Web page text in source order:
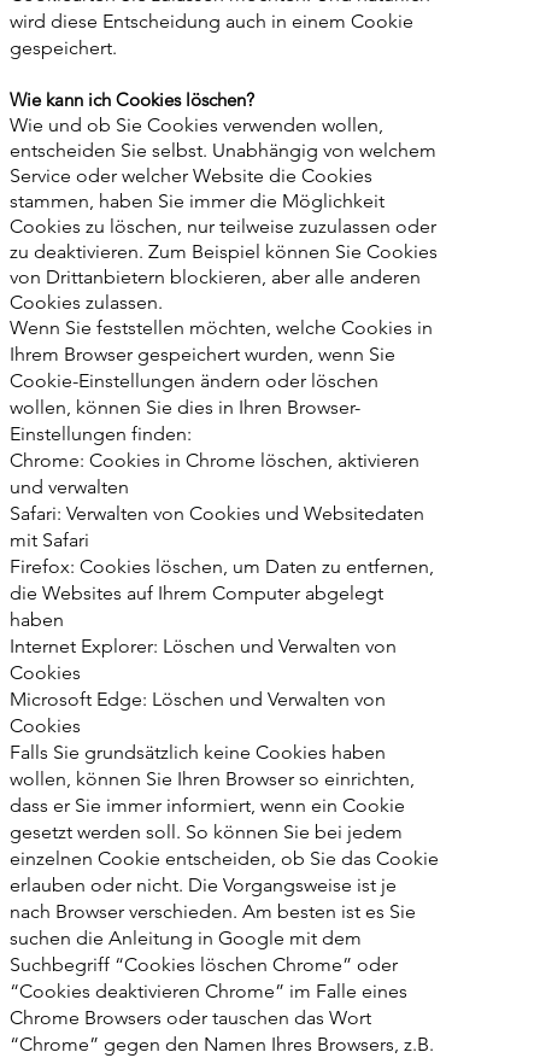
wird diese Entscheidung auch in einem Cookie
gespeichert.
Wie kann ich Cookies löschen?
Wie und ob Sie Cookies verwenden wollen,
entscheiden Sie selbst. Unabhängig von welchem
Service oder welcher Website die Cookies
stammen, haben Sie immer die Möglichkeit
Cookies zu löschen, nur teilweise zuzulassen oder
zu deaktivieren. Zum Beispiel können Sie Cookies
von Drittanbietern blockieren, aber alle anderen
Cookies zulassen.
Wenn Sie feststellen möchten, welche Cookies in
Ihrem Browser gespeichert wurden, wenn Sie
Cookie-Einstellungen ändern oder löschen
wollen, können Sie dies in Ihren Browser-
Einstellungen finden:
Chrome: Cookies in Chrome löschen, aktivieren
und verwalten
Safari: Verwalten von Cookies und Websitedaten
mit Safari
Firefox: Cookies löschen, um Daten zu entfernen,
die Websites auf Ihrem Computer abgelegt
haben
Internet Explorer: Löschen und Verwalten von
Cookies
Microsoft Edge: Löschen und Verwalten von
Cookies
Falls Sie grundsätzlich keine Cookies haben
wollen, können Sie Ihren Browser so einrichten,
dass er Sie immer informiert, wenn ein Cookie
gesetzt werden soll. So können Sie bei jedem
einzelnen Cookie entscheiden, ob Sie das Cookie
erlauben oder nicht. Die Vorgangsweise ist je
nach Browser verschieden. Am besten ist es Sie
suchen die Anleitung in Google mit dem
Suchbegriff “Cookies löschen Chrome” oder
“Cookies deaktivieren Chrome” im Falle eines
Chrome Browsers oder tauschen das Wort
“Chrome” gegen den Namen Ihres Browsers, z.B.